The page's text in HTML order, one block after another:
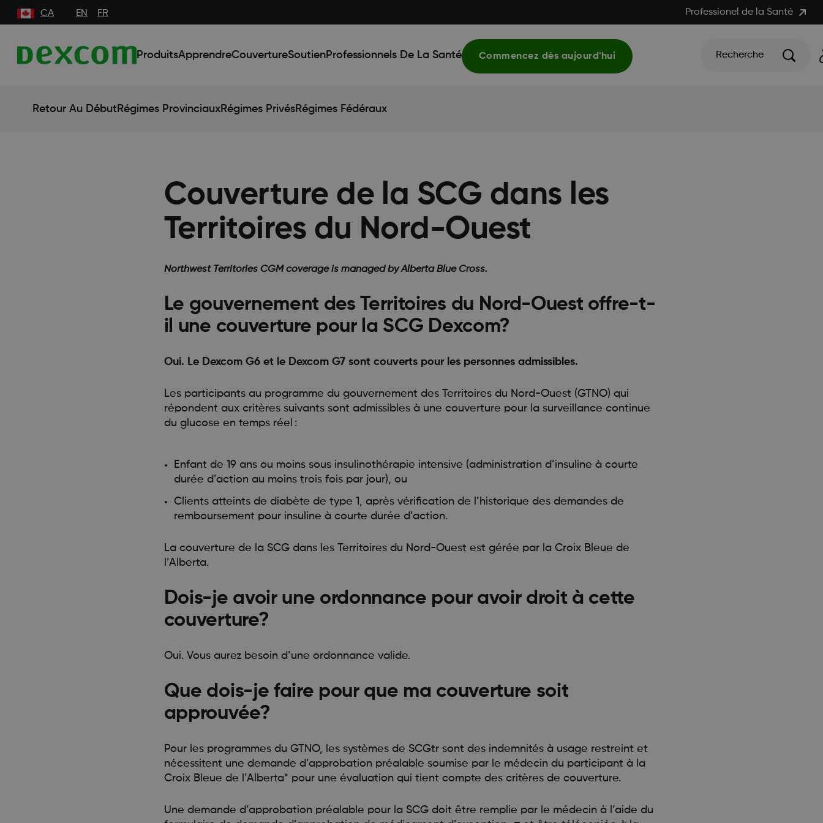
CA EN FR Professionel de la Santé
ProduitsApprendreCouvertureSoutienProfessionnels De La Santé Commencez dès aujourd'hui Recherche
Retour Au Début Régimes ProvinciauxRégimes PrivésRégimes Fédéraux
Couverture de la SCG dans les
Territoires du Nord-Ouest
Northwest Territories CGM coverage is managed by Alberta Blue Cross.
Le gouvernement des Territoires du Nord-Ouest offre-t-
il une couverture pour la SCG Dexcom?
Oui. Le Dexcom G6 et le Dexcom G7 sont couverts pour les personnes admissibles.
Les participants au programme du gouvernement des Territoires du Nord-Ouest (GTNO) qui
répondent aux critères suivants sont admissibles à une couverture pour la surveillance continue
du glucose en temps réel :
Enfant de 19 ans ou moins sous insulinothérapie intensive (administration d’insuline à courte
durée d’action au moins trois fois par jour), ou
Clients atteints de diabète de type 1, après vérification de l’historique des demandes de
remboursement pour insuline à courte durée d’action.
La couverture de la SCG dans les Territoires du Nord-Ouest est gérée par la Croix Bleue de
l’Alberta.
Dois-je avoir une ordonnance pour avoir droit à cette
couverture?
Oui. Vous aurez besoin d’une ordonnance valide.
Que dois-je faire pour que ma couverture soit
approuvée?
Pour les programmes du GTNO, les systèmes de SCGtr sont des indemnités à usage restreint et
nécessitent une demande d’approbation préalable soumise par le médecin du participant à la
Croix Bleue de l’Alberta* pour une évaluation qui tient compte des critères de couverture.
Une demande d’approbation préalable pour la SCG doit être remplie par le médecin à l’aide du